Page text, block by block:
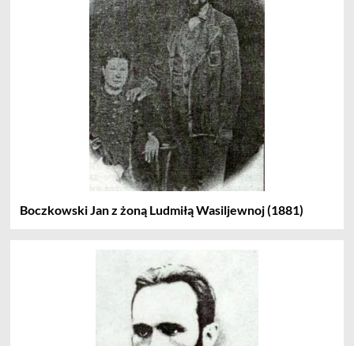
Boczkowski Jan z żoną Ludmiłą Wasiljewnoj (1881)